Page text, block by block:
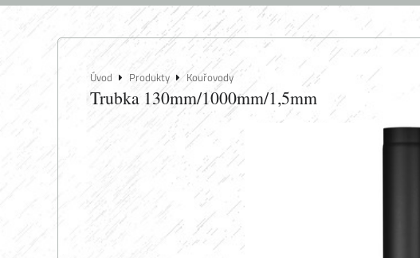
Úvod Produkty Kouřovody
Trubka 130mm/1000mm/1,5mm